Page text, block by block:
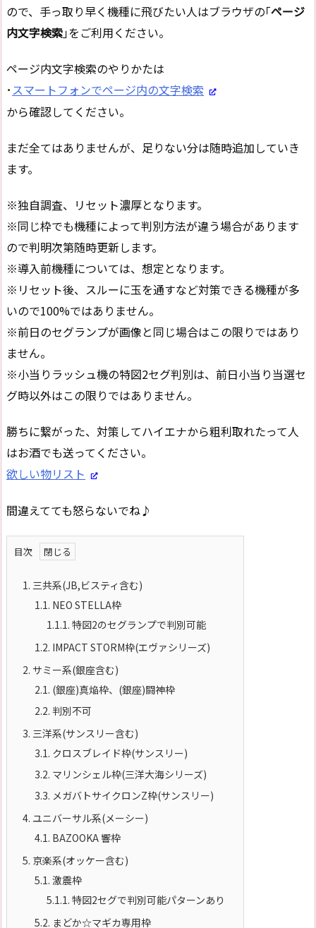
ので、手っ取り早く機種に飛びたい人はブラウザの｢ページ
内文字検索｣をご利用ください。
ページ内文字検索のやりかたは
･スマートフォンでページ内の文字検索
から確認してください。
まだ全てはありませんが、足りない分は随時追加していき
ます。
※独自調査、リセット濃厚となります。
※同じ枠でも機種によって判別方法が違う場合があります
ので判明次第随時更新します。
※導入前機種については、想定となります。
※リセット後、スルーに玉を通すなど対策できる機種が多
いので100%ではありません。
※前日のセグランプが画像と同じ場合はこの限りではあり
ません。
※小当りラッシュ機の特図2セグ判別は、前日小当り当選セ
グ時以外はこの限りではありません。
勝ちに繋がった、対策してハイエナから粗利取れたって人
はお酒でも送ってください。
欲しい物リスト
間違えてても怒らないでね♪
目次
1. 三共系(JB,ビスティ含む)
1.1. NEO STELLA枠
1.1.1. 特図2のセグランプで判別可能
1.2. IMPACT STORM枠(エヴァシリーズ)
2. サミー系(銀座含む)
2.1. (銀座)真焔枠、(銀座)闘神枠
2.2. 判別不可
3. 三洋系(サンスリー含む)
3.1. クロスブレイド枠(サンスリー)
3.2. マリンシェル枠(三洋大海シリーズ)
3.3. メガバトサイクロンZ枠(サンスリー)
4. ユニバーサル系(メーシー)
4.1. BAZOOKA 響枠
5. 京楽系(オッケー含む)
5.1. 激震枠
5.1.1. 特図2セグで判別可能パターンあり
5.2. まどか☆マギカ専用枠